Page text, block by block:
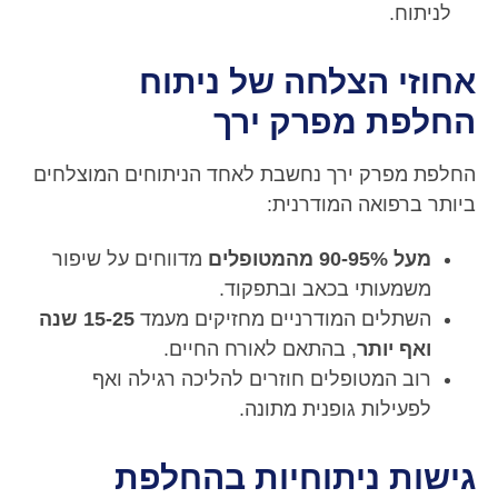
לניתוח.
אחוזי הצלחה של ניתוח
החלפת מפרק ירך
החלפת מפרק ירך נחשבת לאחד הניתוחים המוצלחים
ביותר ברפואה המודרנית:
מעל 90-95% מהמטופלים
מדווחים על שיפור
משמעותי בכאב ובתפקוד.
השתלים המודרניים מחזיקים מעמד
15-25 שנה
ואף יותר, בהתאם לאורח החיים.
רוב המטופלים חוזרים להליכה רגילה ואף
לפעילות גופנית מתונה.
גישות ניתוחיות בהחלפת